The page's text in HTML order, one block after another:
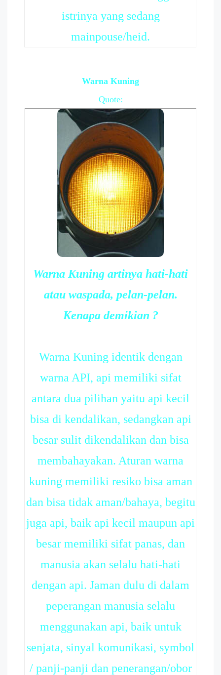
istrinya yang sedang
mainpouse/heid.
Warna Kuning
Quote:
Warna Kuning artinya hati-hati
atau waspada, pelan-pelan.
Kenapa demikian ?
Warna Kuning identik dengan
warna API, api memiliki sifat
antara dua pilihan yaitu api kecil
bisa di kendalikan, sedangkan api
besar sulit dikendalikan dan bisa
membahayakan. Aturan warna
kuning memiliki resiko bisa aman
dan bisa tidak aman/bahaya, begitu
juga api, baik api kecil maupun api
besar memiliki sifat panas, dan
manusia akan selalu hati-hati
dengan api. Jaman dulu di dalam
peperangan manusia selalu
menggunakan api, baik untuk
senjata, sinyal komunikasi, symbol
/ panji-panji dan penerangan/obor